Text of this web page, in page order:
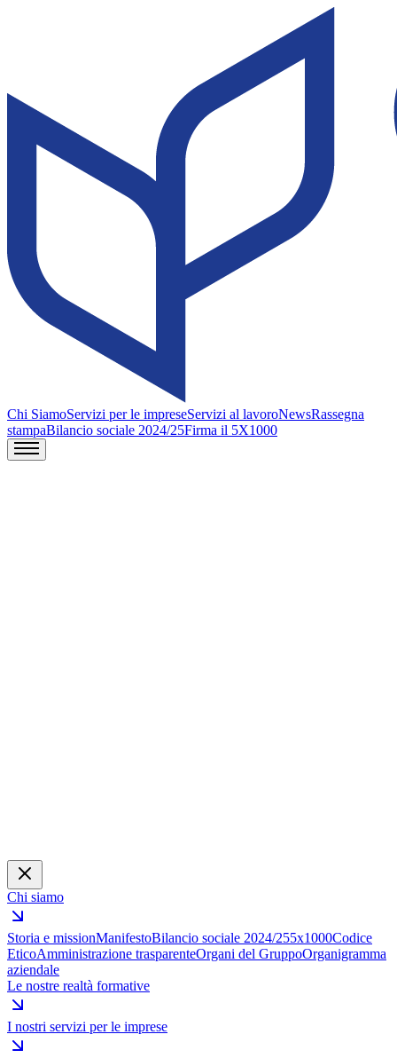
Chi SiamoServizi per le impreseServizi al lavoroNewsRassegna
stampaBilancio sociale 2024/25Firma il 5X1000
Chi siamo
Storia e missionManifestoBilancio sociale 2024/255x1000Codice
EticoAmministrazione trasparenteOrgani del GruppoOrganigramma
aziendale
Le nostre realtà formative
I nostri servizi per le imprese